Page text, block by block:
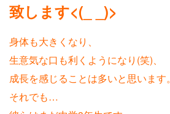
致します<(_ _)>
身体も大きくなり、
生意気な口も利くようになり(笑)、
成長を感じることは多いと思います。
それでも…